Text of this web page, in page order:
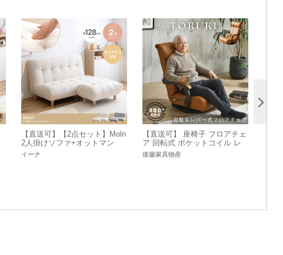
【直送可】【2点セット】Moln
2人掛けソファ+オットマン
【送料無料】
イーナ
【直送可】 座椅子 フロアチェ
ア 回転式 ポケットコイル レ
バー式
後藤家具物産